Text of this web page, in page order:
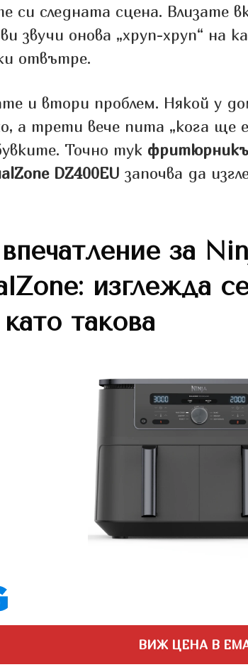
си следната сцена. Влизате
звучи онова „хруп-хруп“ на
отвътре.
и втори проблем. Някой у
а трети вече пита „кога ще
Точно тук
DZ400EU започва да
за
: изглежда
такова
ВИЖ ЦЕНА В